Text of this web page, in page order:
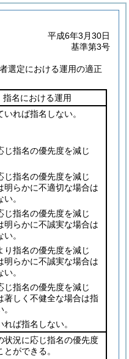
平成6年3月30日
基準第3号
選定における運用の適正
指名における運用
いれば指名しない。
じ指名の優先度を減じ
じ指名の優先度を減じ
明らかに不適切な場合は
。
じ指名の優先度を減じ
明らかに不誠実な場合は
。
り指名の優先度を減じ
明らかに不誠実な場合は
。
じ指名の優先度を減じ
著しく不健全な場合は指
れば指名しない。
状況に応じ指名の優先度
とができる。